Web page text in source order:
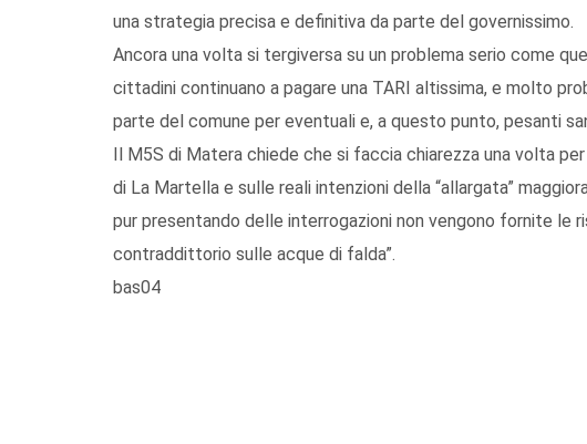
una strategia precisa e definitiva da parte del governissimo.
Ancora una volta si tergiversa su un problema serio come
cittadini continuano a pagare una TARI altissima, e molto
parte del comune per eventuali e, a questo punto, pesanti
Il M5S di Matera chiede che si faccia chiarezza una volta
di La Martella e sulle reali intenzioni della “allargata”
pur presentando delle interrogazioni non vengono fornite le
contraddittorio sulle acque di falda”.
bas04